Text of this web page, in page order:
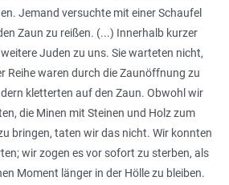
Jemand versuchte mit einer Schaufel
Zaun zu reißen. (...) Innerhalb kurzer
Juden zu uns. Sie warteten nicht,
Reihe waren durch die Zaunöffnung zu
kletterten auf den Zaun. Obwohl wir
die Minen mit Steinen und Holz zum
bringen, taten wir das nicht. Wir konnten
wir zogen es vor sofort zu sterben, als
Moment länger in der Hölle zu bleiben.